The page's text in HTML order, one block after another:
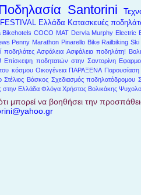
Santorini
Ελλάδα Κατασκευές
Bikehotels COCO MAT Dervla Murphy Electric
Penny Marathon Pinarello Bike Railbiking Ski
ποδηλάτες Ασφάλεια Ασφάλεια ποδηλάτη!
Επίσκεψη ποδητατών στην Σαντορίνη
κόσμου Οικογένεια ΠΑΡΑΞΕΝΑ Παρουσίαση
Στέλιος Βάσκος Σχεδιασμός ποδηλατόδρομου
στην Ελλάδα Φλόγα Χρήστος Βολικάκης
μπορεί να βοηθήσει την